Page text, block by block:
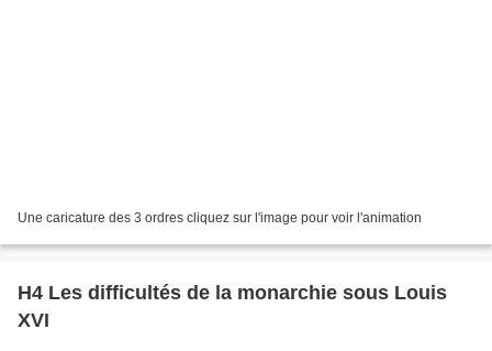
Une caricature des 3 ordres cliquez sur l'image pour voir l'animation
H4 Les difficultés de la monarchie sous Louis
XVI